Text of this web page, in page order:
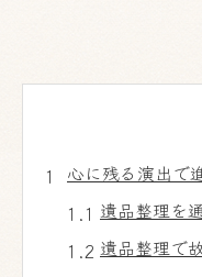
心に残る演出で
遺品整理を
遺品整理で